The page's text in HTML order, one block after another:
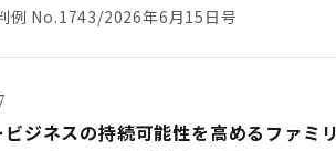
例 No.1743/2026年6月15日号